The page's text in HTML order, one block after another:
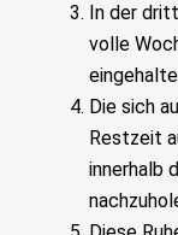
In der
volle
Die sich
Restzeit
innerhalb